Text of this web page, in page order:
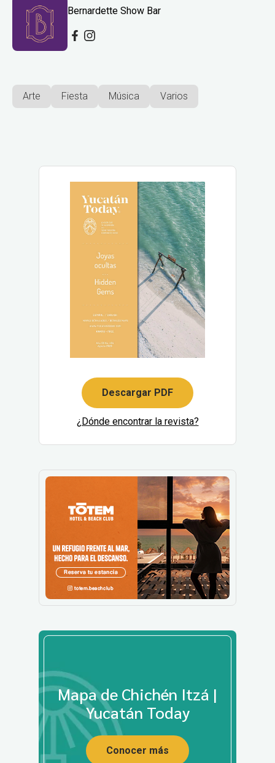
Bernardette Show Bar
Arte Fiesta Música Varios
Descargar PDF
¿Dónde encontrar la revista?
Mapa de Chichén Itzá |
Yucatán Today
Conocer más